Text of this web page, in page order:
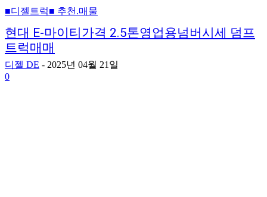
■디젤트럭■ 추천.매물
현대 E-마이티가격 2.5톤영업용넘버시세 덤프
트럭매매
디젤 DE - 2025년 04월 21일
0